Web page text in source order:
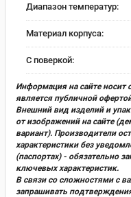
Диапазон температур:
Материал корпуса:
С поверкой:
Информация на сайте носит
является публичной
Внешний вид изделий и
от изображений на сайте
вариант). Производители
характеристики без
(паспортах) - обязательно
ключевых характеристик.
В связи со сложностями с
запрашивать